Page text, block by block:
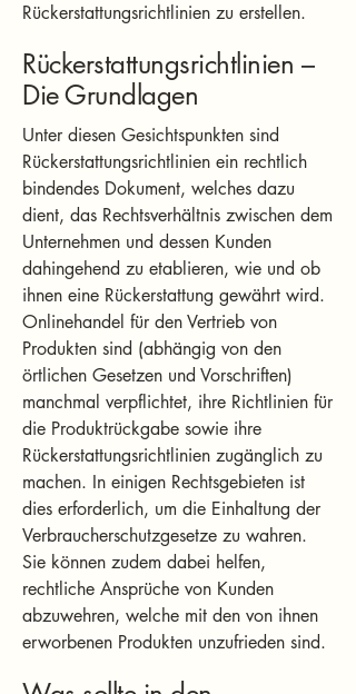
Rückerstattungsrichtlinien zu erstellen.
Rückerstattungsrichtlinien –
Die Grundlagen
Unter diesen Gesichtspunkten sind
Rückerstattungsrichtlinien ein rechtlich
bindendes Dokument, welches dazu
dient, das Rechtsverhältnis zwischen dem
Unternehmen und dessen Kunden
dahingehend zu etablieren, wie und ob
ihnen eine Rückerstattung gewährt wird.
Onlinehandel für den Vertrieb von
Produkten sind (abhängig von den
örtlichen Gesetzen und Vorschriften)
manchmal verpflichtet, ihre Richtlinien für
die Produktrückgabe sowie ihre
Rückerstattungsrichtlinien zugänglich zu
machen. In einigen Rechtsgebieten ist
dies erforderlich, um die Einhaltung der
Verbraucherschutzgesetze zu wahren.
Sie können zudem dabei helfen,
rechtliche Ansprüche von Kunden
abzuwehren, welche mit den von ihnen
erworbenen Produkten unzufrieden sind.